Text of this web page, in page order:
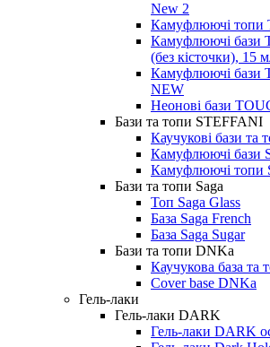
New 2
Камуфлюючі топи
Камуфлюючі бази
(без кісточки), 15
Камуфлюючі бази
NEW
Неонові бази
Бази та топи STEFFANI
Каучукові бази та
Камуфлюючі бази
Камуфлюючі топи
Бази та топи Saga
Топ Saga Glass
База Saga French
База Saga Sugar
Бази та топи DNKa
Каучукова база та
Cover base DNKa
Гель-лаки
Гель-лаки DARK
Гель-лаки DARK